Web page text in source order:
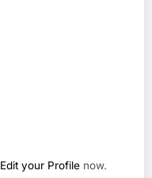
Edit your Profile now.